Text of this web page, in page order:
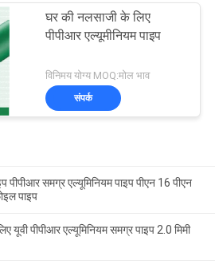
घर की नलसाजी के लिए
पीपीआर एल्यूमीनियम पाइप
विनिमय योग्य MOQ:मोल भाव
संपर्क
पीपीआर समग्र एल्यूमिनियम पाइप पीएन 16 पीएन
पाइप
यूवी पीपीआर एल्यूमिनियम समग्र पाइप 2.0 मिमी